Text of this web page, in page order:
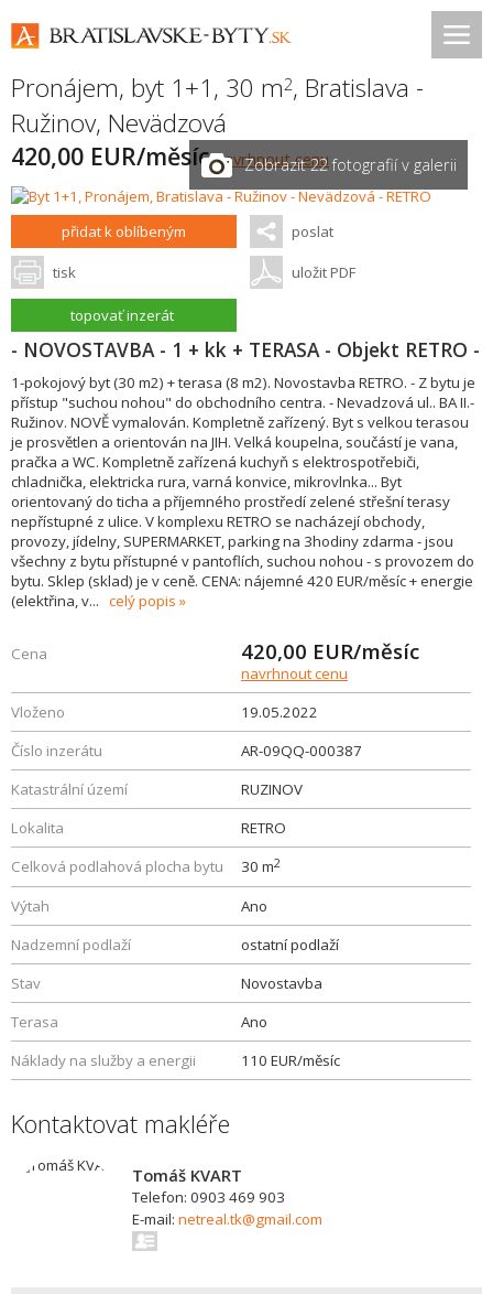
Pronájem, byt 1+1, 30 m2, Bratislava -
Ružinov, Nevädzová
420,00 EUR/měsícnavrhnout cenu
Zobrazit 22 fotografií v galerii
přidat k oblíbeným poslat
tisk uložit PDF
topovať inzerát
- NOVOSTAVBA - 1 + kk + TERASA - Objekt RETRO -
1-pokojový byt (30 m2) + terasa (8 m2). Novostavba RETRO. - Z bytu je
přístup "suchou nohou" do obchodního centra. - Nevadzová ul.. BA II.-
Ružinov. NOVĚ vymalován. Kompletně zařízený. Byt s velkou terasou
je prosvětlen a orientován na JIH. Velká koupelna, součástí je vana,
pračka a WC. Kompletně zařízená kuchyň s elektrospotřebiči,
chladnička, elektricka rura, varná konvice, mikrovlnka... Byt
orientovaný do ticha a příjemného prostředí zelené střešní terasy
nepřístupné z ulice. V komplexu RETRO se nacházejí obchody,
provozy, jídelny, SUPERMARKET, parking na 3hodiny zdarma - jsou
všechny z bytu přístupné v pantoflích, suchou nohou - s provozem do
bytu. Sklep (sklad) je v ceně. CENA: nájemné 420 EUR/měsíc + energie
(elektřina, v... celý popis
Cena 420,00 EUR/měsíc
navrhnout cenu
Vloženo
19.05.2022
Číslo inzerátu
AR-09QQ-000387
Katastrální území
RUZINOV
Lokalita
RETRO
Celková podlahová plocha bytu
30 m2
Výtah
Ano
Nadzemní podlaží
ostatní podlaží
Stav
Novostavba
Terasa
Ano
Náklady na služby a energii
110 EUR/měsíc
Kontaktovat makléře
Tomáš KVART
Telefon: 0903 469 903
E-mail: netreal.tk@gmail.com